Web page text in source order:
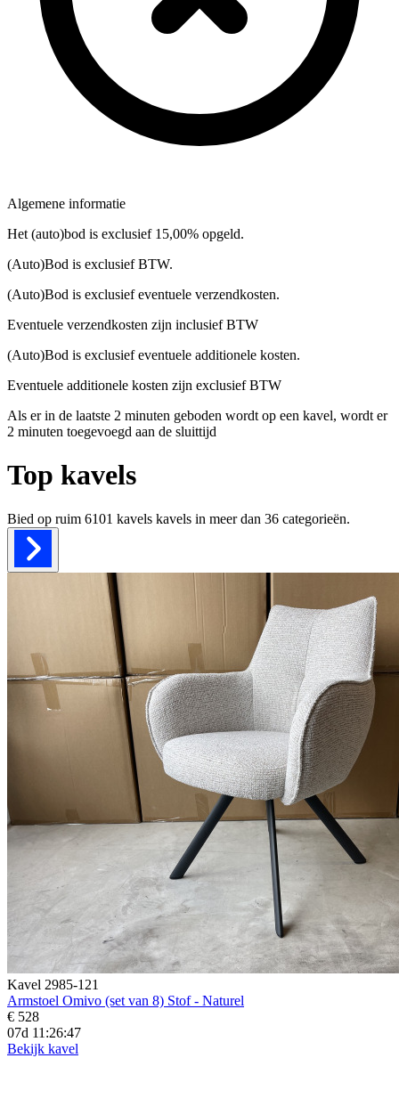
Algemene informatie
Het (auto)bod is exclusief 15,00% opgeld.
(Auto)Bod is exclusief BTW.
(Auto)Bod is exclusief eventuele verzendkosten.
Eventuele verzendkosten zijn inclusief BTW
(Auto)Bod is exclusief eventuele additionele kosten.
Eventuele additionele kosten zijn exclusief BTW
Als er in de laatste 2 minuten geboden wordt op een kavel, wordt er
2 minuten toegevoegd aan de sluittijd
Top kavels
Bied op ruim 6101 kavels kavels in meer dan 36 categorieën.
Kavel 2985-121
Armstoel Omivo (set van 8) Stof - Naturel
€ 528
07d 11:26:45
Bekijk kavel